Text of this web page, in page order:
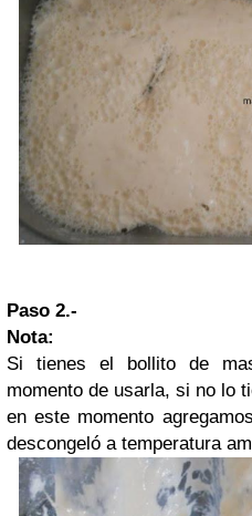
Paso 2.-
Nota:
Si tienes el bollito de
momento de usarla, si no lo
en este momento
descongeló a temperatura